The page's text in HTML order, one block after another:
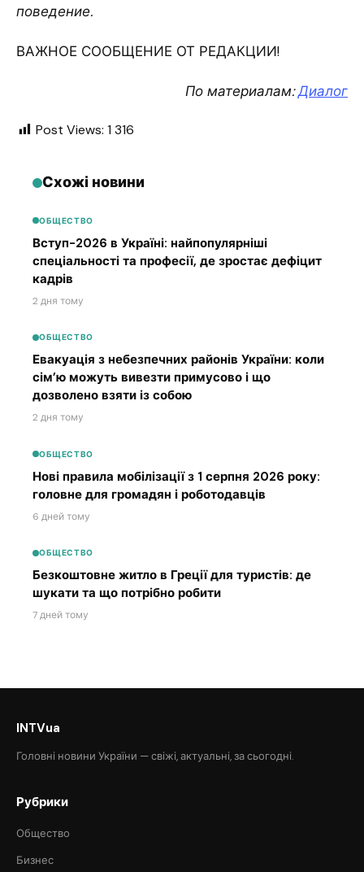
поведение.
ВАЖНОЕ СООБЩЕНИЕ ОТ РЕДАКЦИИ!
По материалам:Диалог
Post Views: 1 316
Схожі новини
ОБЩЕСТВО
Вступ-2026 в Україні: найпопулярніші
спеціальності та професії, де зростає дефіцит
кадрів
2 дня тому
ОБЩЕСТВО
Евакуація з небезпечних районів України: коли
сім’ю можуть вивезти примусово і що
дозволено взяти із собою
2 дня тому
ОБЩЕСТВО
Нові правила мобілізації з 1 серпня 2026 року:
головне для громадян і роботодавців
6 дней тому
ОБЩЕСТВО
Безкоштовне житло в Греції для туристів: де
шукати та що потрібно робити
7 дней тому
INTVua
Головні новини України — свіжі, актуальні, за сьогодні.
Рубрики
Общество
Бизнес